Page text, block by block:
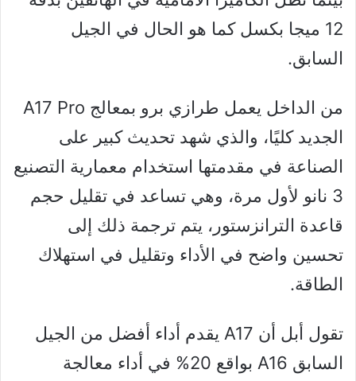
12 ميجا بكسل كما هو الحال في الجيل
السابق.
من الداخل يعمل طرازي برو بمعالج A17 Pro
الجديد كليًا، والذي شهد تحديث كبير على
الصناعة في مقدمتها استخدام معمارية التصنيع
3 نانو لأول مرة، وهي تساعد في تقليل حجم
قاعدة الترانزستور، يتم ترجمة ذلك إلى
تحسين واضح في الأداء وتقليل في استهلاك
الطاقة.
تقول أبل أن A17 يقدم أداء أفضل من الجيل
السابق A16 بواقع 20% في أداء معالجة